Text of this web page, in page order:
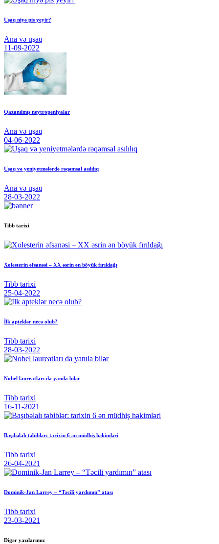
Uşaq niyə pis yeyir?
Ana və uşaq
11-09-2022
Qazanılmış neytropeniyalar
Ana və uşaq
04-06-2022
Uşaq və yeniyetmələrdə rəqəmsal asılılıq
Ana və uşaq
28-03-2022
Tibb tarixi
Xolesterin əfsanəsi – XX əsrin ən böyük fırıldağı
Tibb tarixi
25-04-2022
İlk apteklər necə olub?
Tibb tarixi
28-03-2022
Nobel laureatları da yanıla bilər
Tibb tarixi
16-11-2021
Başıbəlalı təbiblər: tarixin 6 ən müdhiş həkimləri
Tibb tarixi
26-04-2021
Dominik-Jan Larrey – “Təcili yardımın” atası
Tibb tarixi
23-03-2021
Digər yazılarımız